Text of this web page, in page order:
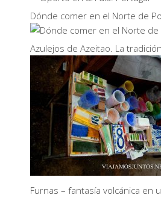
Dónde comer en el Norte de
Azulejos de Azeitao. La
Furnas – fantasía volcánica en